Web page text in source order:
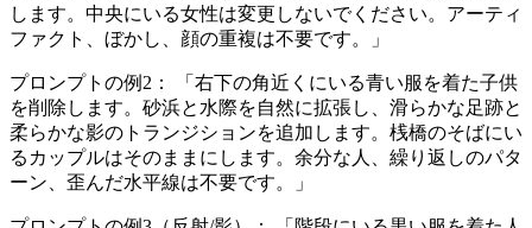
します。中央にいる女性は変更しないでください。アーティ
ファクト、ぼかし、顔の重複は不要です。」
プロンプトの例2： 「右下の角近くにいる青い服を着た子供
を削除します。砂浜と水際を自然に拡張し、滑らかな足跡と
柔らかな影のトランジションを追加します。桟橋のそばにい
るカップルはそのままにします。余分な人、繰り返しのパタ
ーン、歪んだ水平線は不要です。」